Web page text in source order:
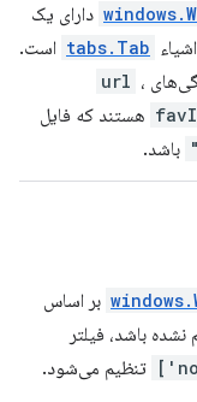
دارای یک
tabs.Tab است.
url ،
هستند که فایل
باشد.
بر اساس
باشد، فیلتر
تنظیم می‌شود.